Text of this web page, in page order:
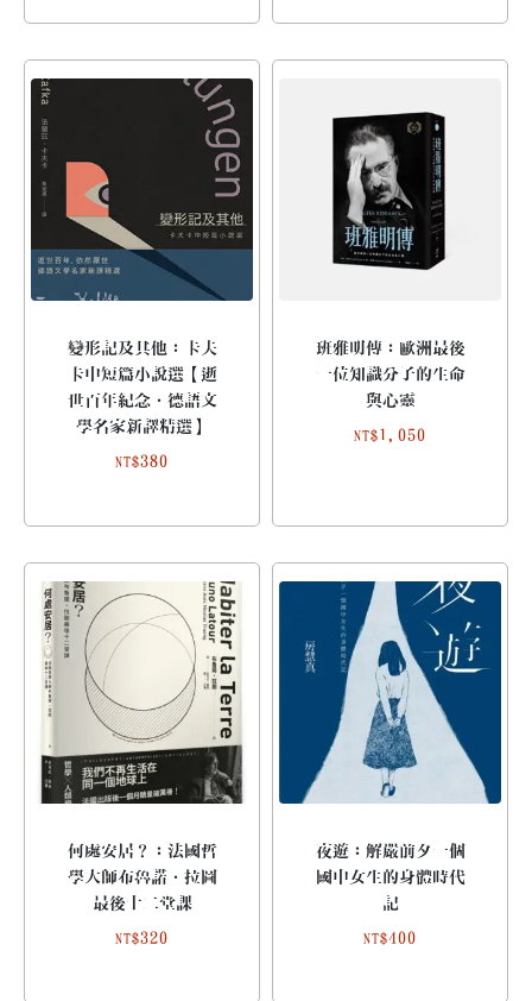
變形記及其他：卡夫
卡中短篇小說選【逝
世百年紀念．德語文
學名家新譯精選】
NT$380
班雅明傳：歐洲最後
一位知識分子的生命
與心靈
NT$1,050
何處安居？：法國哲
學大師布魯諾．拉圖
最後十二堂課
NT$320
夜遊：解嚴前夕一個
國中女生的身體時代
記
NT$400